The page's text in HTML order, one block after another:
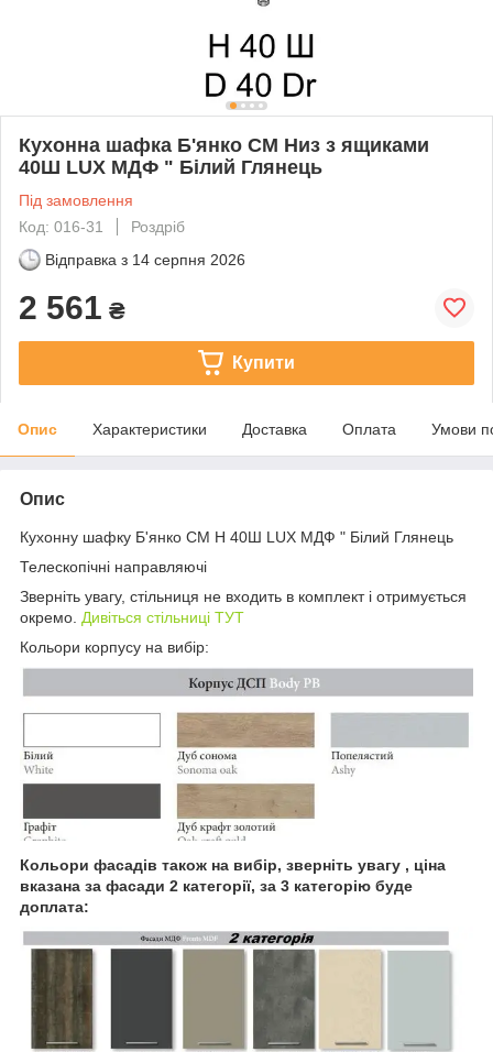
Кухонна шафка Б'янко СМ Низ з ящиками
40Ш LUX МДФ " Білий Глянець
Під замовлення
Код: 016-31
Роздріб
Відправка з 14 серпня 2026
2 561 ₴
Купити
Опис Характеристики Доставка Оплата Умови
Опис
Кухонну шафку Б'янко СМ Н 40Ш LUX МДФ " Білий Глянець
Телескопічні направляючі
Зверніть увагу, стільниця не входить в комплект і отримується
окремо. Дивіться стільниці ТУТ
Кольори корпусу на вибір:
Кольори фасадів також на вибір, зверніть увагу , ціна
вказана за фасади 2 категорії, за 3 категорію буде
доплата: